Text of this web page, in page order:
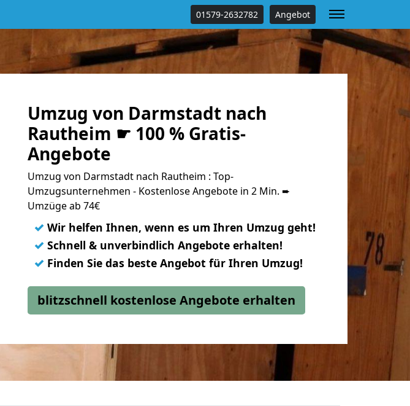
01579-2632782 Angebot
Umzug von Darmstadt nach
Rautheim ☛ 100 % Gratis-
Angebote
Umzug von Darmstadt nach Rautheim : Top-
Umzugsunternehmen - Kostenlose Angebote in 2 Min. ➨
Umzüge ab 74€
✓ Wir helfen Ihnen, wenn es um Ihren Umzug geht!
✓ Schnell & unverbindlich Angebote erhalten!
✓ Finden Sie das beste Angebot für Ihren Umzug!
blitzschnell kostenlose Angebote erhalten